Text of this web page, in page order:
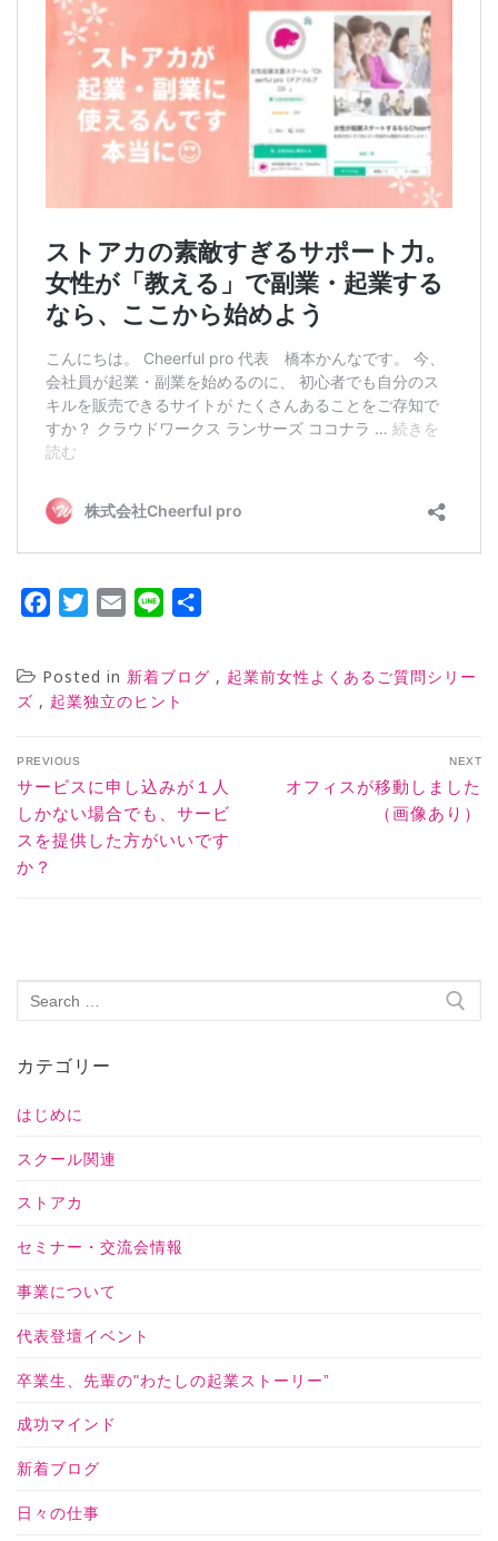
Facebook
TwitterEmail Line
Posted in 新着ブログ , 起業前女性よくあるご質問シリー
ズ , 起業独立のヒント
PREVIOUS
サービスに申し込みが１人
しかない場合でも、サービ
スを提供した方がいいです
か？
NEXT
オフィスが移動しました
（画像あり）
カテゴリー
はじめに
スクール関連
ストアカ
セミナー・交流会情報
事業について
代表登壇イベント
卒業生、先輩の"わたしの起業ストーリー”
成功マインド
新着ブログ
日々の仕事